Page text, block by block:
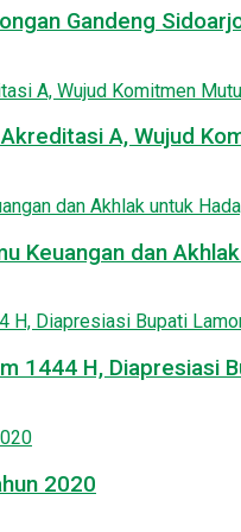
Gandeng
A, Wujud
Keuangan dan
1444 H, Diapresiasi
2020